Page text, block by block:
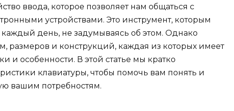
ввода, которое позволяет нам общаться с
устройствами. Это инструмент, которым
каждый день, не задумываясь об этом. Однако
размеров и конструкций, каждая из которых имеет
и особенности. В этой статье мы кратко
клавиатуры, чтобы помочь вам понять и
вашим потребностям.